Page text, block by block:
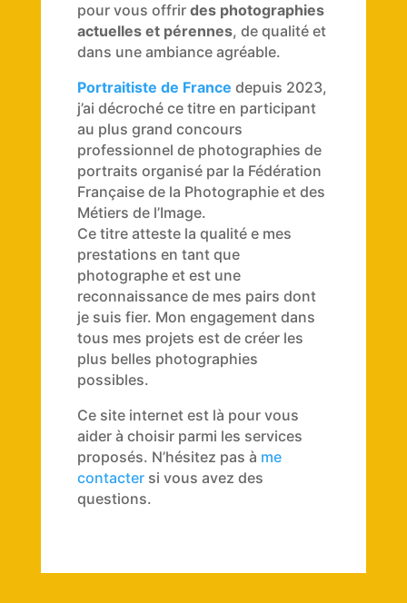
pour vous offrir des photographies
actuelles et pérennes, de qualité et
dans une ambiance agréable.
Portraitiste de France depuis 2023,
j’ai décroché ce titre en participant
au plus grand concours
professionnel de photographies de
portraits organisé par la Fédération
Française de la Photographie et des
Métiers de l’Image.
Ce titre atteste la qualité e mes
prestations en tant que
photographe et est une
reconnaissance de mes pairs dont
je suis fier. Mon engagement dans
tous mes projets est de créer les
plus belles photographies
possibles.
Ce site internet est là pour vous
aider à choisir parmi les services
proposés. N’hésitez pas à me
contactersi vous avez des
questions.